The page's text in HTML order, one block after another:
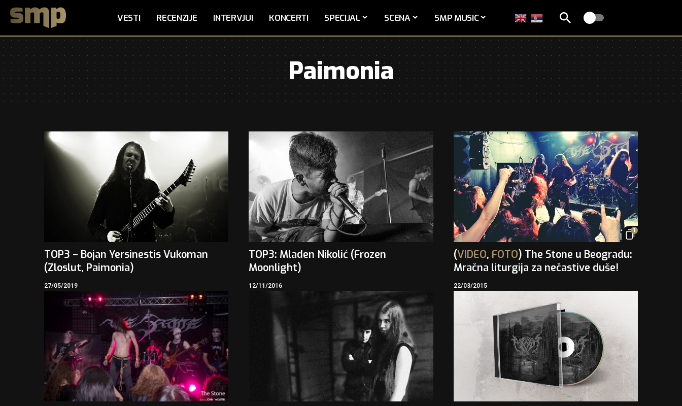
VESTI RECENZIJE INTERVJUI KONCERTI SPECIJAL SCENA SMP MUSIC
Paimonia
TOP3 – Bojan Yersinestis Vukoman
(Zloslut, Paimonia)
27/05/2019
TOP3: Mladen Nikolić (Frozen
Moonlight)
12/11/2016
1
(VIDEO, FOTO) The Stone u Beogradu:
Mračna liturgija za nečastive duše!
22/03/2015